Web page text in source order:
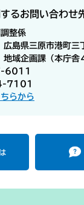
るお問い合わせ
整係
広島県三原市港町
地域企画課（本庁舎
6011
7101
らから